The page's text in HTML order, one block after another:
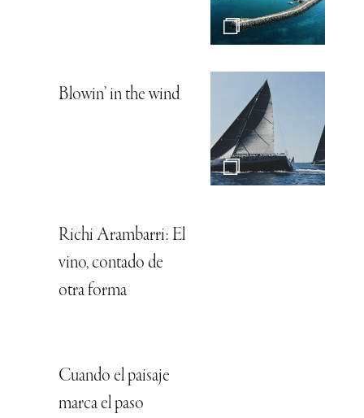
Blowin’ in the wind
Richi Arambarri: El
vino, contado de
otra forma
Cuando el paisaje
marca el paso